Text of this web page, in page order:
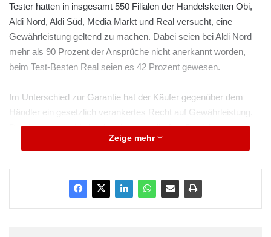
Tester hatten in insgesamt 550 Filialen der Handelsketten Obi,
Aldi Nord, Aldi Süd, Media Markt und Real versucht, eine
Gewährleistung geltend zu machen. Dabei seien bei Aldi Nord
mehr als 90 Prozent der Ansprüche nicht anerkannt worden,
beim Test-Besten Real seien es 42 Prozent gewesen.
Im Unterschied zur Garantie hat der Käufer gegenüber dem
Händler ein gesetzlich verankertes Recht auf Gewährleistung.
Damit muss der Verkäufer ein mangelhaftes Produkt unter
anderem innerhalb von zwei Jahren entweder austauschen,
mindern oder erstatten.
Zeige mehr